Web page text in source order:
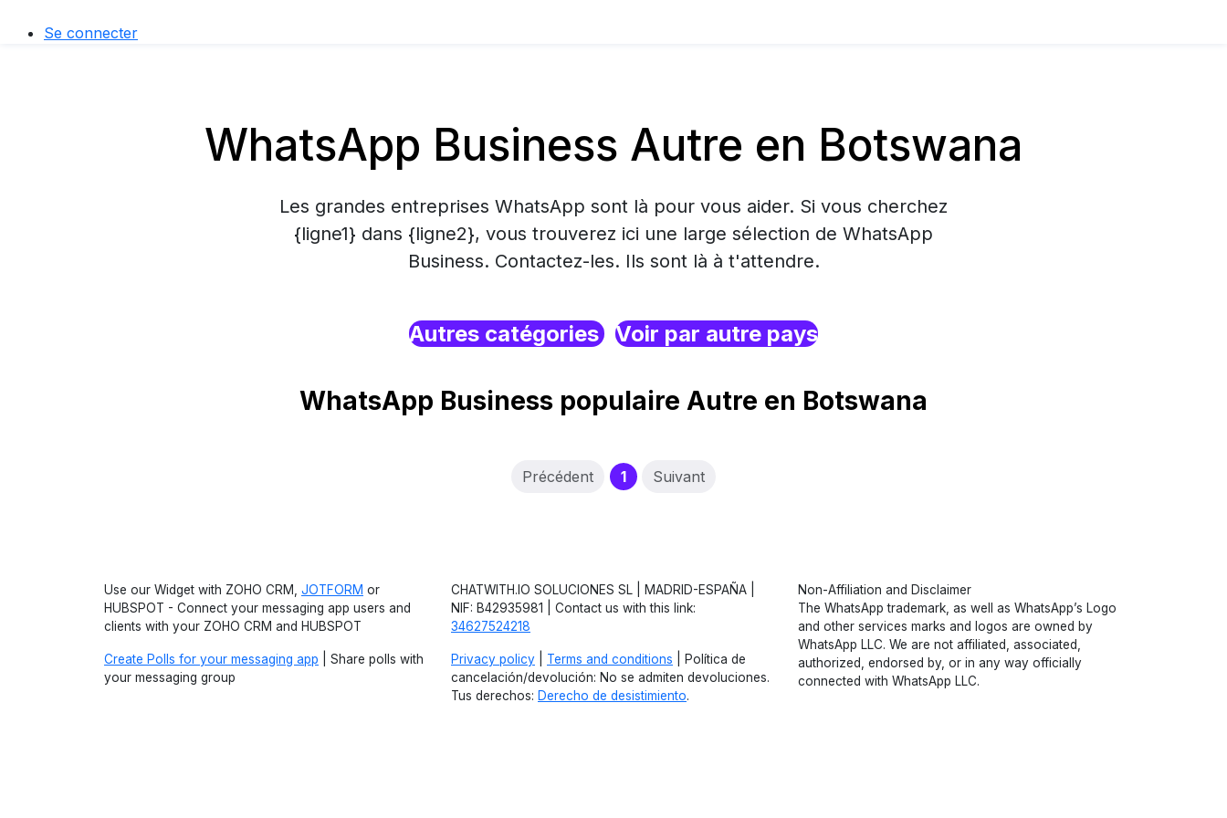
Se connecter
WhatsApp Business Autre en Botswana
Les grandes entreprises WhatsApp sont là pour vous aider. Si vous cherchez
{ligne1} dans {ligne2}, vous trouverez ici une large sélection de WhatsApp
Business. Contactez-les. Ils sont là à t'attendre.
Autres catégories Voir par autre pays
WhatsApp Business populaire Autre en Botswana
Précédent 1(current)
Suivant
Use our Widget with ZOHO CRM, JOTFORM or
HUBSPOT - Connect your messaging app users and
clients with your ZOHO CRM and HUBSPOT
Create Polls for your messaging app | Share polls with
your messaging group
CHATWITH.IO SOLUCIONES SL | MADRID-ESPAÑA |
NIF: B42935981 | Contact us with this link:
34627524218
Privacy policy Terms and conditions | Política de
cancelación/devolución: No se admiten devoluciones.
Tus derechos: Derecho de desistimiento.
Non-Affiliation and Disclaimer
The WhatsApp trademark, as well as WhatsApp’s Logo
and other services marks and logos are owned by
WhatsApp LLC. We are not affiliated, associated,
authorized, endorsed by, or in any way officially
connected with WhatsApp LLC.